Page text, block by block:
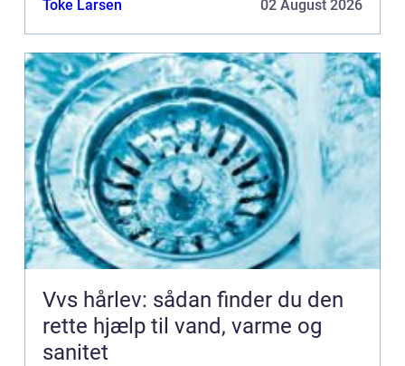
Toke Larsen 02 August 2026
Vvs hårlev: sådan finder du den
rette hjælp til vand, varme og
sanitet